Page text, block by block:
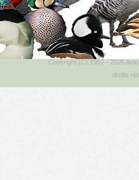
Copyright (C) 1997 - 2026
droits